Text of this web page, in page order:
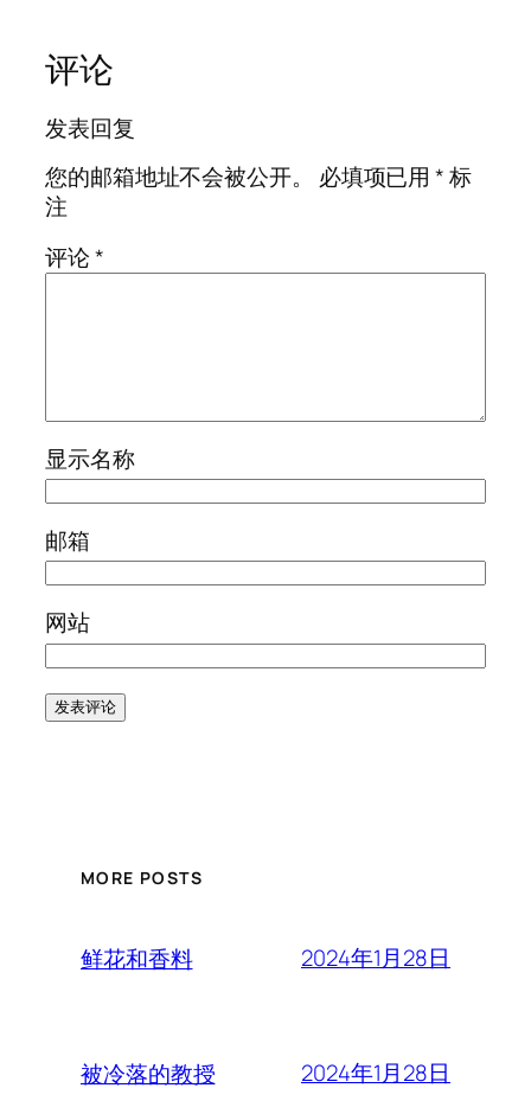
评论
发表回复
您的邮箱地址不会被公开。
必填项已用*标
注
评论*
显示名称
邮箱
网站
MORE POSTS
鲜花和香料 2024年1月28日
被冷落的教授 2024年1月28日